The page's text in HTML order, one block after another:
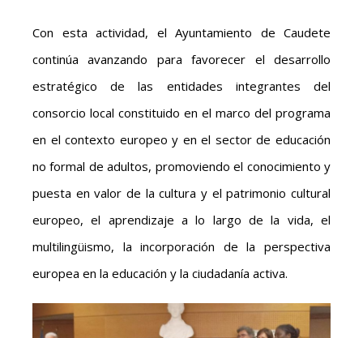
Con esta actividad, el Ayuntamiento de Caudete
continúa avanzando para favorecer el desarrollo
estratégico de las entidades integrantes del
consorcio local constituido en el marco del programa
en el contexto europeo y en el sector de educación
no formal de adultos, promoviendo el conocimiento y
puesta en valor de la cultura y el patrimonio cultural
europeo, el aprendizaje a lo largo de la vida, el
multilingüismo, la incorporación de la perspectiva
europea en la educación y la ciudadanía activa.